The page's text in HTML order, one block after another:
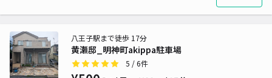
黄瀬邸_明神町akippa駐車場
八王子駅まで徒歩 17分
5 / 6件